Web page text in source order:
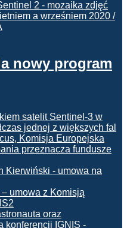
nowy program
przeznacza fundusze
– umowa z Komisją